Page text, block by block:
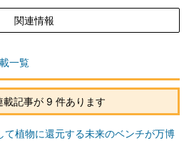
関連情報
一覧
載記事が 9 件あります
て植物に還元する未来のベンチが万博